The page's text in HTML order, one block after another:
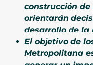
construcción
orientarán
desarrollo de la
El objetivo de
Metropolitana